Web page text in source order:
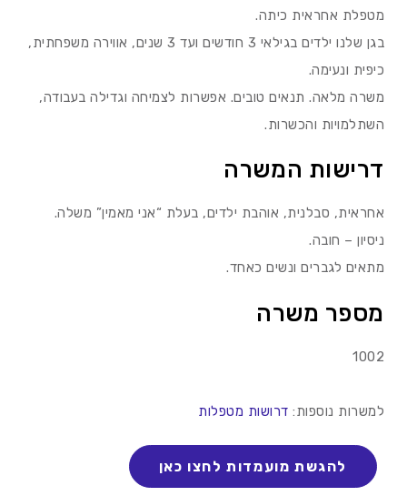
מטפלת אחראית כיתה.
בגן שלנו ילדים בגילאי 3 חודשים ועד 3 שנים, אווירה משפחתית,
כיפית ונעימה.
משרה מלאה. תנאים טובים. אפשרות לצמיחה וגדילה בעבודה,
השתלמויות והכשרות.
דרישות המשרה
אחראית, סבלנית, אוהבת ילדים, בעלת “אני מאמין” משלה.
ניסיון – חובה.
מתאים לגברים ונשים כאחד.
מספר משרה
1002
למשרות נוספות: דרושות מטפלות